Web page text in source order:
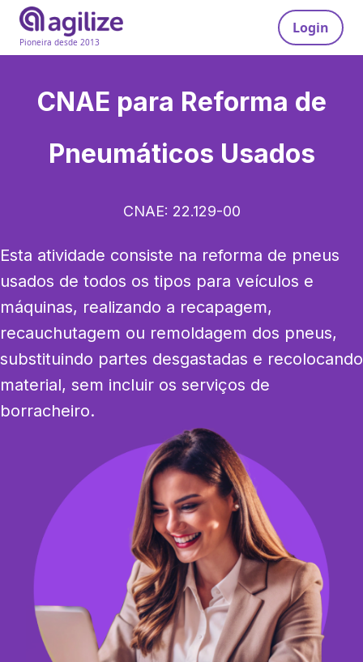
Pioneira desde 2013
Login
CNAE para Reforma de
Pneumáticos Usados
CNAE: 22.129-00
Esta atividade consiste na reforma de pneus
usados de todos os tipos para veículos e
máquinas, realizando a recapagem,
recauchutagem ou remoldagem dos pneus,
substituindo partes desgastadas e recolocando
material, sem incluir os serviços de
borracheiro.